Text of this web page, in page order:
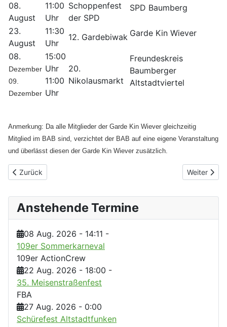
Anstehende Termine
08 Aug. 2026 - 14:11 -
109er Sommerkarneval
109er ActionCrew
22 Aug. 2026 - 18:00 -
35. Meisenstraßenfest
FBA
27 Aug. 2026 - 0:00
Schürefest Altstadtfunken
08.
August
11:00
Uhr
Schoppenfest
der SPD
SPD Baumberg
23.
August
11:30
Uhr
12. Gardebiwak Garde Kin Wiever
08.
Dezember
09.
Dezember
15:00
Uhr
11:00
Uhr
20.
Nikolausmarkt
Freundeskreis
Baumberger
Altstadtviertel
Anmerkung: Da alle Mitglieder der Garde Kin Wiever gleichzeitig
Mitglied im BAB sind, verzichtet der BAB auf eine eigene Veranstaltung
und überlässt diesen der Garde Kin Wiever zusätzlich.
Vorheriger Beitrag: Impressum & Datenschutz
Zurück Nächster
Weiter